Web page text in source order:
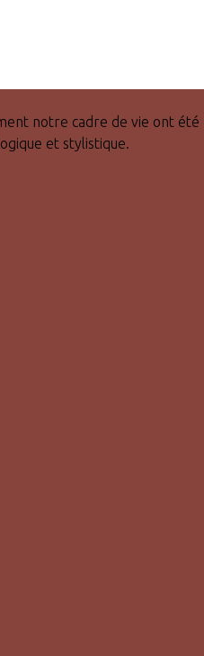
notre cadre de vie ont été
et stylistique.